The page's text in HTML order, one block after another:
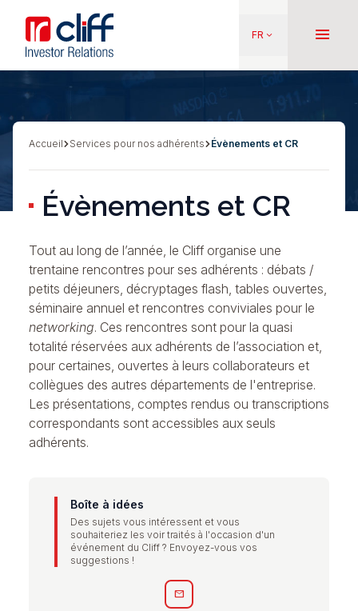
contenu
principal
Aller directement au contenu
FR keyboard_arrow_down menu
Fil
d'Ariane
Accueil Services pour nos adhérents Évènements et CR
Évènements et CR
Tout au long de l’année, le Cliff organise une
trentaine rencontres pour ses adhérents : débats /
petits déjeuners, décryptages flash, tables ouvertes,
séminaire annuel et rencontres conviviales pour le
networking. Ces rencontres sont pour la quasi
totalité réservées aux adhérents de l’association et,
pour certaines, ouvertes à leurs collaborateurs et
collègues des autres départements de l'entreprise.
Les présentations, comptes rendus ou transcriptions
correspondants sont accessibles aux seuls
adhérents.
Boîte à idées
Des sujets vous intéressent et vous
souhaiteriez les voir traités à l'occasion d'un
événement du Cliff ? Envoyez-vous vos
suggestions !
mail